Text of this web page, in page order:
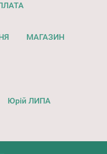
МАГАЗИН
Юрій ЛИПА